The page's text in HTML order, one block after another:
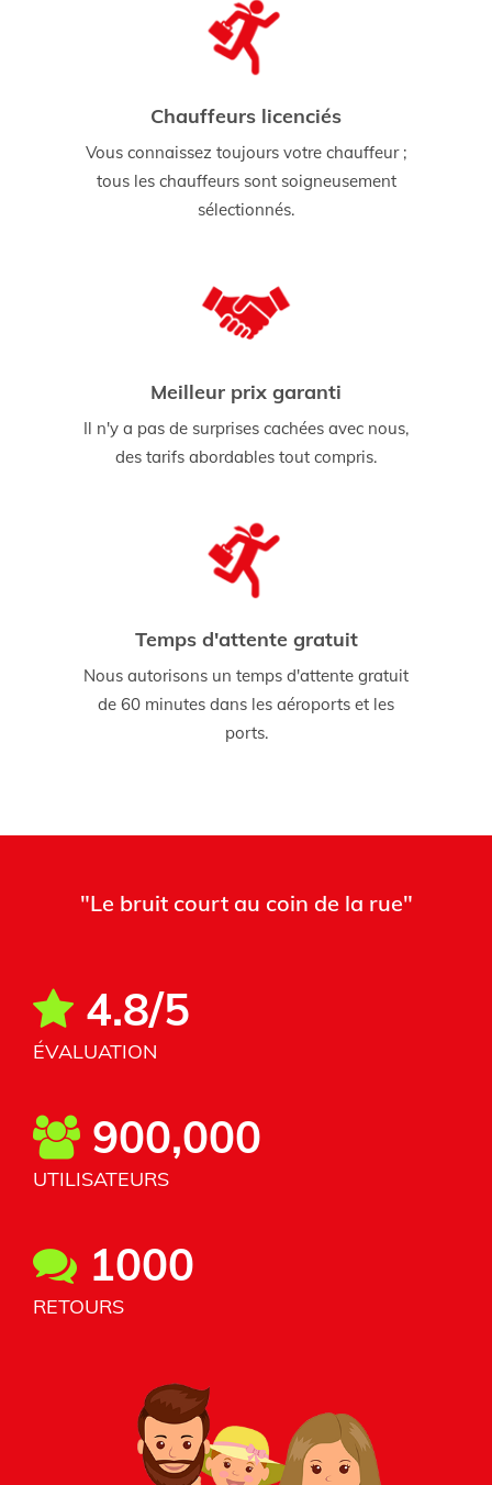
Chauffeurs licenciés
Vous connaissez toujours votre chauffeur ;
tous les chauffeurs sont soigneusement
sélectionnés.
Meilleur prix garanti
Il n'y a pas de surprises cachées avec nous,
des tarifs abordables tout compris.
Temps d'attente gratuit
Nous autorisons un temps d'attente gratuit
de 60 minutes dans les aéroports et les
ports.
"Le bruit court au coin de la rue"
4.8/5
ÉVALUATION
900,000
UTILISATEURS
1000
RETOURS